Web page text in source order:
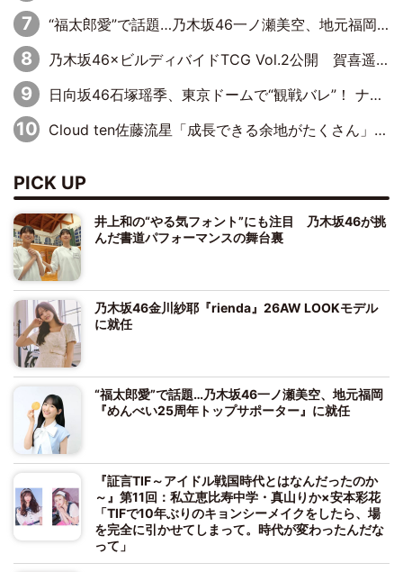
“福太郎愛”で話題…乃木坂46一ノ瀬美空、地元福岡『めんべい25周年トップサポーター』に就任
乃木坂46×ビルディバイドTCG Vol.2公開 賀喜遥香＆田村真佑が『京まふ』ステージに登壇
日向坂46石塚瑶季、東京ドームで“観戦バレ”！ ナイツ・塙も認めた「巨人に詳しすぎるアイドル」は元VENUSスクール生で杉内コーチ推し⁉
Cloud ten佐藤流星「成長できる余地がたくさん」、本田高優「何度見ても飽きない公演に」
PICK UP
井上和の“やる気フォント”にも注目 乃木坂46が挑
んだ書道パフォーマンスの舞台裏
乃木坂46金川紗耶『rienda』26AW LOOKモデル
に就任
“福太郎愛”で話題…乃木坂46一ノ瀬美空、地元福岡
『めんべい25周年トップサポーター』に就任
『証言TIF～アイドル戦国時代とはなんだったのか
～』第11回：私立恵比寿中学・真山りか×安本彩花
「TIFで10年ぶりのキョンシーメイクをしたら、場
を完全に引かせてしまって。時代が変わったんだな
って」